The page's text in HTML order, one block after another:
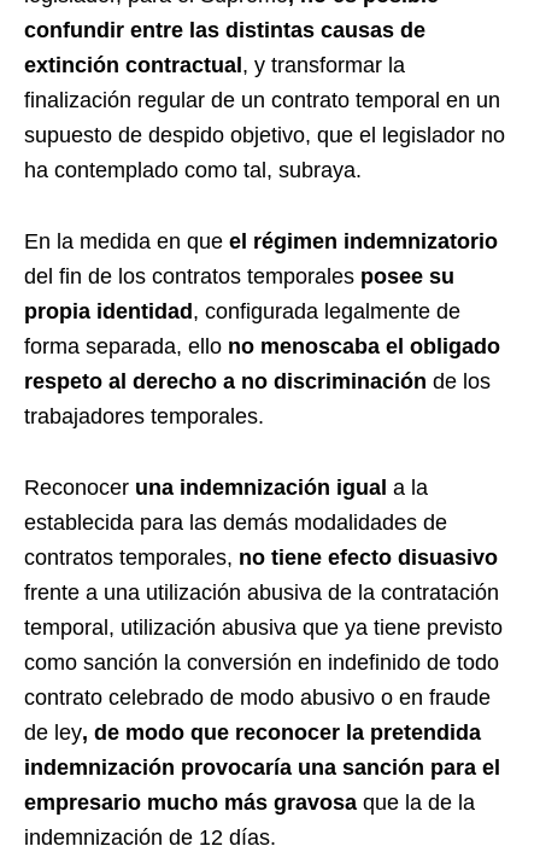
confundir entre las distintas causas de
extinción contractual , y transformar la
finalización regular de un contrato temporal en un
supuesto de despido objetivo, que el legislador no
ha contemplado como tal, subraya.
En la medida en que el régimen indemnizatorio
del fin de los contratos temporales posee su
propia identidad , configurada legalmente de
forma separada, ello no menoscaba el obligado
respeto al derecho a no discriminación de los
trabajadores temporales.
Reconocer una indemnización igual a la
establecida para las demás modalidades de
contratos temporales, no tiene efecto disuasivo
frente a una utilización abusiva de la contratación
temporal, utilización abusiva que ya tiene previsto
como sanción la conversión en indefinido de todo
contrato celebrado de modo abusivo o en fraude
de ley, de modo que reconocer la pretendida
indemnización provocaría una sanción para el
empresario mucho más gravosa que la de la
indemnización de 12 días.